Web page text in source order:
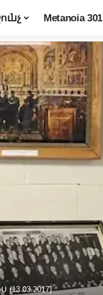
Metanoia 301